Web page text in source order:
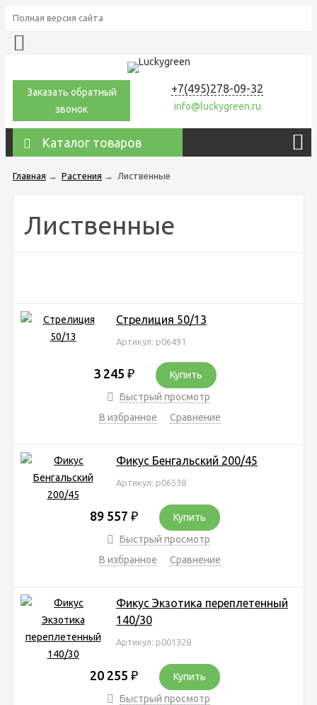
Полная версия сайта
Заказать обратный
звонок
+7(495)278-09-32
info@luckygreen.ru
Каталог товаров
Главная → Растения → Лиственные
Лиственные
Стрелиция 50/13
Артикул: р06491
3 245 ₽
Купить
Быстрый просмотр
В избранное
Сравнение
Фикус Бенгальский 200/45
Артикул: р06538
89 557 ₽
Купить
Быстрый просмотр
В избранное
Сравнение
Фикус Экзотика переплетенный
140/30
Артикул: р001328
20 255 ₽
Купить
Быстрый просмотр